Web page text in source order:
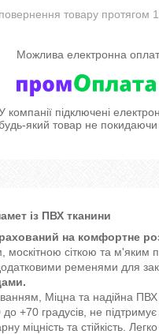
повернення товару протягом
компанії підключені
який товар не покидаючи
із ПВХ тканини
на комфортне
сіткою та м'яким
ременями для
Міцна та надійна
+70 градусів, не підтримує
міцність та стійкість.